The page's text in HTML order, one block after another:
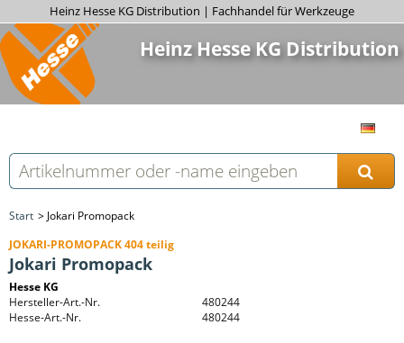
Heinz Hesse KG Distribution | Fachhandel für Werkzeuge
Heinz Hesse KG Distribution
Start
Jokari Promopack
JOKARI-PROMOPACK 404 teilig
Jokari Promopack
Hesse KG
Hersteller-Art.-Nr.
480244
Hesse-Art.-Nr.
480244